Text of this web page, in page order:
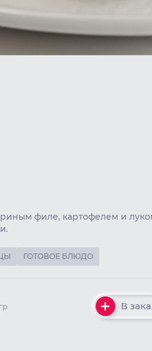
филе, картофелем и
ГОТОВОЕ БЛЮДО
В